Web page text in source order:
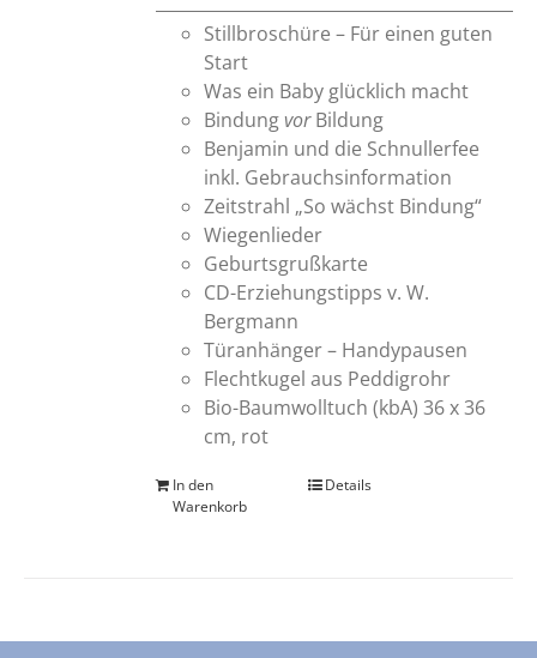
Stillbroschüre – Für einen guten
Start
Was ein Baby glücklich macht
BindungvorBildung
Benjamin und die Schnullerfee
inkl. Gebrauchsinformation
Zeitstrahl „So wächst Bindung“
Wiegenlieder
Geburtsgrußkarte
CD-Erziehungstipps v. W.
Bergmann
Türanhänger – Handypausen
Flechtkugel aus Peddigrohr
Bio-Baumwolltuch (kbA) 36 x 36
cm, rot
In den
Warenkorb
Details